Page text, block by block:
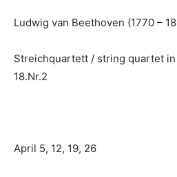
Ludwig van Beethoven (1770 –
Streichquartett / string quartet in
18.Nr.2
April 5, 12, 19, 26